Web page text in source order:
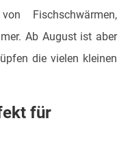
Fischschwärmen,
Ab August ist aber
die vielen kleinen
für